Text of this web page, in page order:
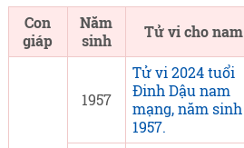
Con
giáp
Năm
sinh
Tử vi cho nam
1957
Tử vi 2024 tuổi
Đinh Dậu nam
mạng, năm sinh
1957.